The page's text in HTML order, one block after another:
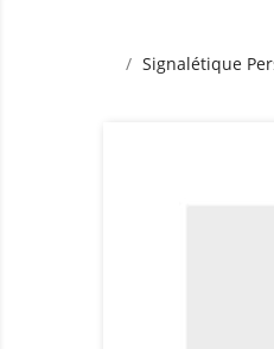
Signalétique